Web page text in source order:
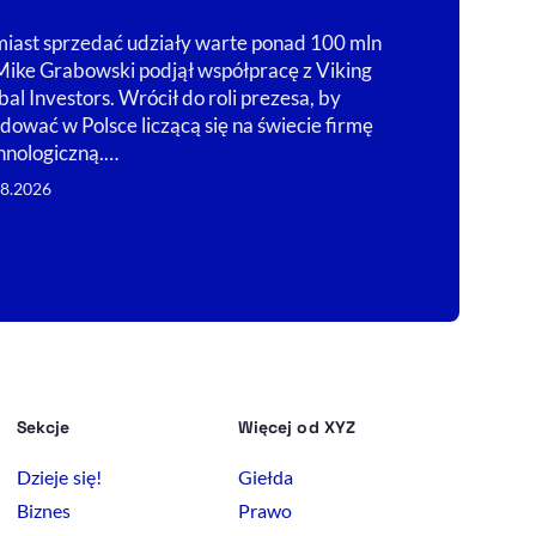
sprzedać udziały warte ponad 100 mln
Grabowski podjął współpracę z Viking
Investors. Wrócił do roli prezesa, by
w Polsce liczącą się na świecie firmę
Sekcje
Dzieje się!
Biznes
Więcej od XYZ
Giełda
Prawo